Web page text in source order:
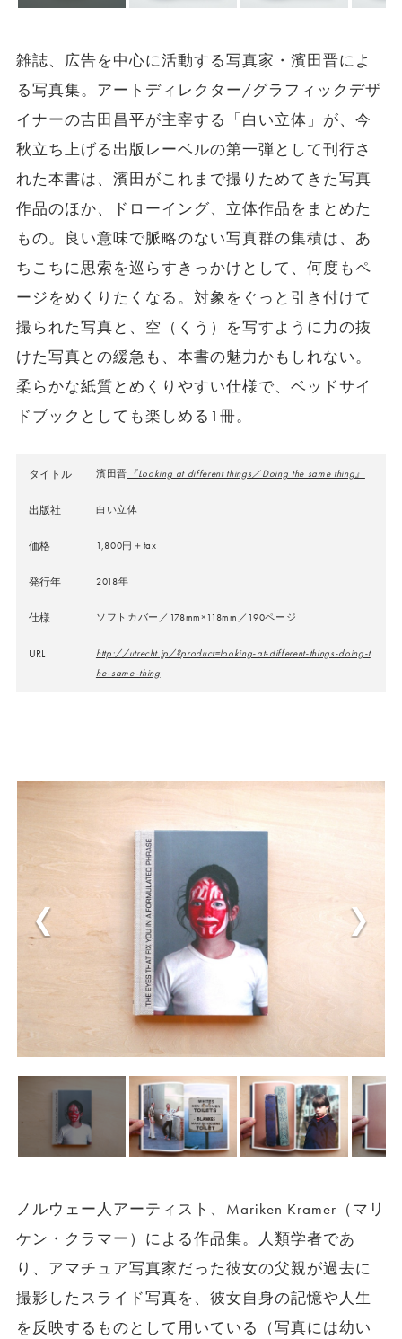
雑誌、広告を中心に活動する写真家・濱田晋によ
る写真集。アートディレクター/グラフィックデザ
イナーの吉田昌平が主宰する「白い立体」が、今
秋立ち上げる出版レーベルの第一弾として刊行さ
れた本書は、濱田がこれまで撮りためてきた写真
作品のほか、ドローイング、立体作品をまとめた
もの。良い意味で脈略のない写真群の集積は、あ
ちこちに思索を巡らすきっかけとして、何度もペ
ージをめくりたくなる。対象をぐっと引き付けて
撮られた写真と、空（くう）を写すように力の抜
けた写真との緩急も、本書の魅力かもしれない。
柔らかな紙質とめくりやすい仕様で、ベッドサイ
ドブックとしても楽しめる1冊。
タイトル 濱田晋 『Looking at different things／Doing the same thing』
出版社 白い立体
価格 1,800円＋tax
発行年 2018年
仕様 ソフトカバー／178mm×118mm／190ページ
URL
http://utrecht.jp/?product=looking-at-different-things-doing-t
he-same-thing
ノルウェー人アーティスト、Mariken Kramer（マリ
ケン・クラマー）による作品集。人類学者であ
り、アマチュア写真家だった彼女の父親が過去に
撮影したスライド写真を、彼女自身の記憶や人生
を反映するものとして用いている（写真には幼い